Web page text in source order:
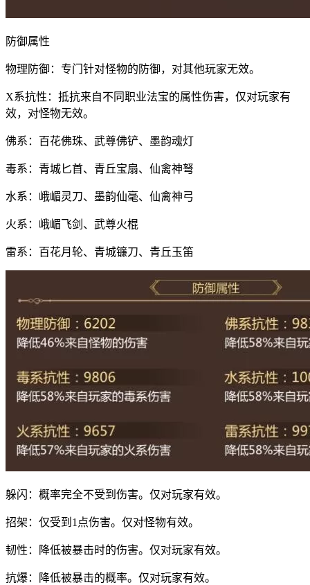
防御属性
物理防御：专门针对怪物的防御，对其他玩家无效。
X系抗性：抵抗来自不同职业法宝的属性伤害，仅对玩家有
效，对怪物无效。
佛系：百花佛珠、武尊佛铲、墨韵魂灯
毒系：青城匕首、青丘宝扇、仙禽神弩
水系：峨嵋灵刀、墨韵仙毫、仙禽神弓
火系：峨嵋飞剑、武尊火棍
雷系：百花月轮、青城镰刀、青丘玉笛
躲闪：概率完全不受到伤害。仅对玩家有效。
招架：仅受到1点伤害。仅对怪物有效。
韧性：降低被暴击时的伤害。仅对玩家有效。
抗爆：降低被暴击的概率。仅对玩家有效。